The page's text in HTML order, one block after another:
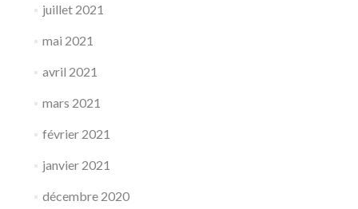
juillet 2021
mai 2021
avril 2021
mars 2021
février 2021
janvier 2021
décembre 2020